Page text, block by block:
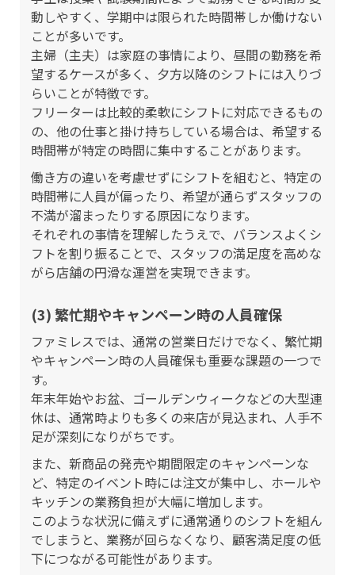
動しやすく、学期中は限られた時間帯しか働けない
ことが多いです。
主婦（主夫）は家庭の事情により、昼間の勤務を希
望するケースが多く、夕方以降のシフトには入りづ
らいことが特徴です。
フリーターは比較的柔軟にシフトに対応できるもの
の、他の仕事と掛け持ちしている場合は、希望する
時間帯が特定の時間に集中することがあります。
働き方の違いを考慮せずにシフトを組むと、特定の
時間帯に人員が偏ったり、希望が通らずスタッフの
不満が溜まったりする原因になります。
それぞれの事情を理解したうえで、バランスよくシ
フトを割り振ることで、スタッフの満足度を高めな
がら店舗の円滑な運営を実現できます。
(3) 繁忙期やキャンペーン時の人員確保
ファミレスでは、通常の営業日だけでなく、繁忙期
やキャンペーン時の人員確保も重要な課題の一つで
す。
年末年始やお盆、ゴールデンウィークなどの大型連
休は、通常時よりも多くの来店が見込まれ、人手不
足が深刻になりがちです。
また、新商品の発売や期間限定のキャンペーンな
ど、特定のイベント時には注文が集中し、ホールや
キッチンの業務負担が大幅に増加します。
このような状況に備えずに通常通りのシフトを組ん
でしまうと、業務が回らなくなり、顧客満足度の低
下につながる可能性があります。